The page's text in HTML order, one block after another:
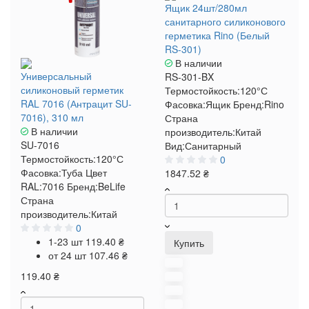
Универсальный
силиконовый герметик
RAL 7016 (Антрацит SU-
7016), 310 мл
В наличии
SU-7016
Термостойкость:120°С
Фасовка:Туба Цвет
RAL:7016 Бренд:BeLife
Страна
производитель:Китай
0
1-23 шт 119.40 ₴
от 24 шт 107.46 ₴
119.40 ₴
Ящик 24шт/280мл
санитарного силиконового
герметика Rino (Белый
RS-301)
В наличии
RS-301-BX
Термостойкость:120°С
Фасовка:Ящик Бренд:Rino
Страна
производитель:Китай
Вид:Санитарный
0
1847.52 ₴
Купить